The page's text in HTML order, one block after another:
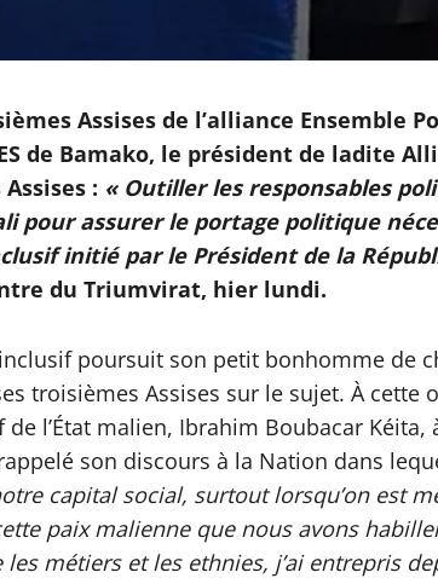
Assises de l’alliance Ensemble
de Bamako, le président de ladite
: « Outiller les responsables
pour assurer le portage politique
initié par le Président de la
du Triumvirat, hier lundi.
poursuit son petit bonhomme de
troisièmes Assises sur le sujet. À cette
l’État malien, Ibrahim Boubacar Kéita,
son discours à la Nation dans
capital social, surtout lorsqu’on est
paix malienne que nous avons
métiers et les ethnies, j’ai entrepris